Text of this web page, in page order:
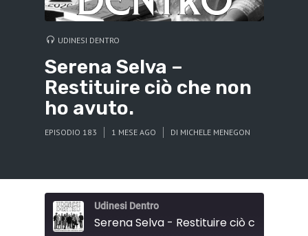
UDINESI DENTRO
Serena Selva –
Restituire ciò che non
ho avuto.
EPISODIO 183 1 MESE AGO DI MICHELE MENEGON
Udinesi Dentro